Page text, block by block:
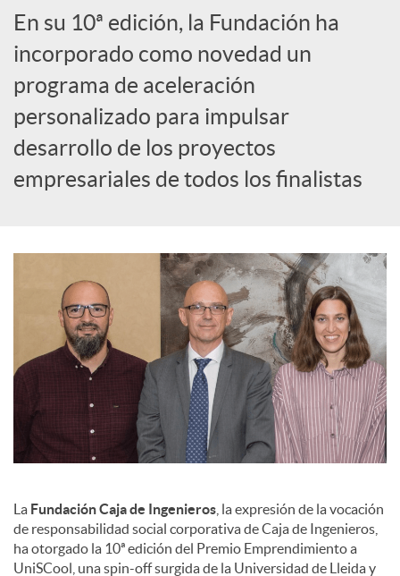
o
c
i
a
l
s
En su 10ª edición, la Fundación ha
incorporado como novedad un
programa de aceleración
personalizado para impulsar
desarrollo de los proyectos
empresariales de todos los finalistas
La Fundación Caja de Ingenieros , la expresión de la vocación
de responsabilidad social corporativa de Caja de Ingenieros,
ha otorgado la 10ª edición del Premio Emprendimiento a
UniSCool, una spin-off surgida de la Universidad de Lleida y